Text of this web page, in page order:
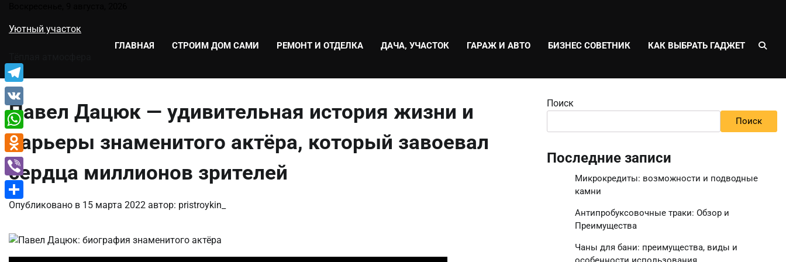
содержимому
Уютный участок
ГЛАВНАЯ СТРОИМ ДОМ САМИ РЕМОНТ И ОТДЕЛКА ДАЧА, УЧАСТОК ГАРАЖ И АВТО БИЗНЕС СОВЕТНИК КАК ВЫБРАТЬ ГАДЖЕТ
Павел Дацюк — удивительная история жизни и
карьеры знаменитого актёра, который завоевал
сердца миллионов зрителей
Опубликовано в 15 марта 2022 автор: pristroykin_
Поиск
Поиск
Последние записи
Микрокредиты: возможности и подводные
камни
Антипробуксовочные траки: Обзор и
Преимущества
Чаны для бани: преимущества, виды и
Telegram
VK
WhatsApp
Odnoklassniki
Viber
Отправить